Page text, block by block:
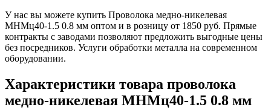
У нас вы можете купить Проволока медно-никелевая
МНМц40-1.5 0.8 мм оптом и в розницу от 1850 руб. Прямые
контракты с заводами позволяют предложить выгодные цены
без посредников. Услуги обработки металла на современном
оборудовании.
Характеристики товара проволока
медно-никелевая МНМц40-1.5 0.8 мм